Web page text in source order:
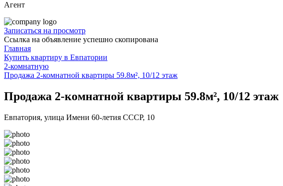
Агент
Записаться на просмотр
Ссылка на объявление успешно скопирована
Главная
Купить квартиру в Евпатории
2-комнатную
Продажа 2-комнатной квартиры 59.8м², 10/12 этаж
Продажа 2-комнатной квартиры 59.8м², 10/12 этаж
Евпатория, улица Имени 60-летия СССР, 10